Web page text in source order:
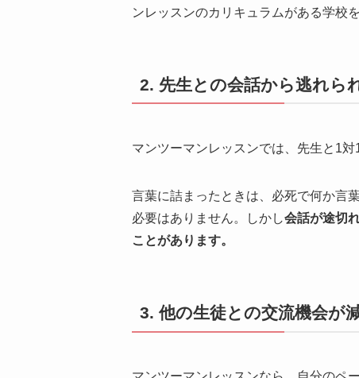
ンレッスンのカリキュラムがある学校
2. 先生との会話から逃れら
マンツーマンレッスンでは、先生と1
言葉に詰まったときは、必死で何か言
必要はありません。しかし会話が途切
ことがあります。
3. 他の生徒との交流機会が